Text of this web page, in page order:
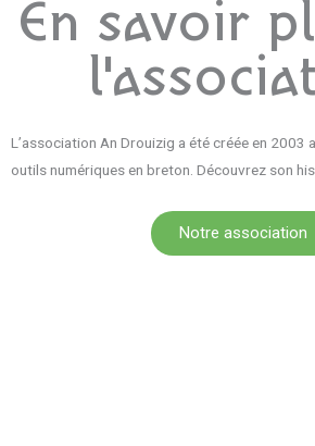
En savoir
L’association An Drouizig a été créée en 2003
outils numériques en breton. Découvrez son
Notre association